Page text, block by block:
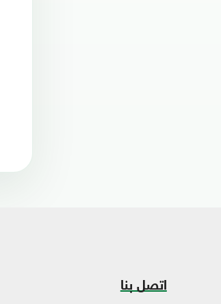
اتصل بنا